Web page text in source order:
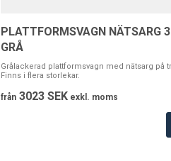
PLATTFORMSVAGN NÄTSARG
GRÅ
Grålackerad plattformsvagn med nätsarg på
Finns i flera storlekar.
från 3023 SEK exkl. moms